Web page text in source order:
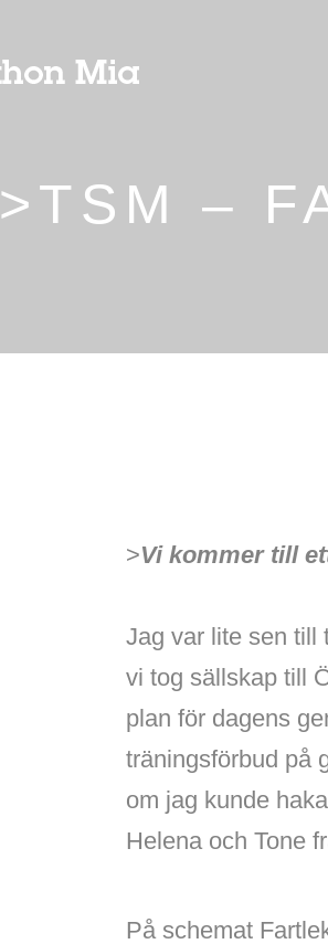
>TSM –
>Vi kommer till
Jag var lite sen till
vi tog sällskap till
plan för dagens
träningsförbud på
om jag kunde
Helena och Tone
På schemat